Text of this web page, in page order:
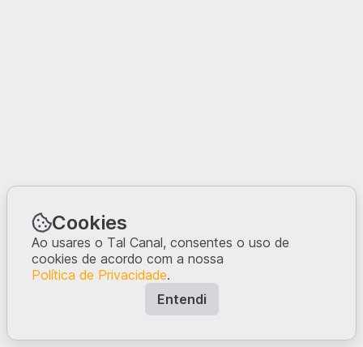
Cookies
Ao usares o Tal Canal, consentes o uso de
cookies de acordo com a nossa
Política de Privacidade.
Entendi